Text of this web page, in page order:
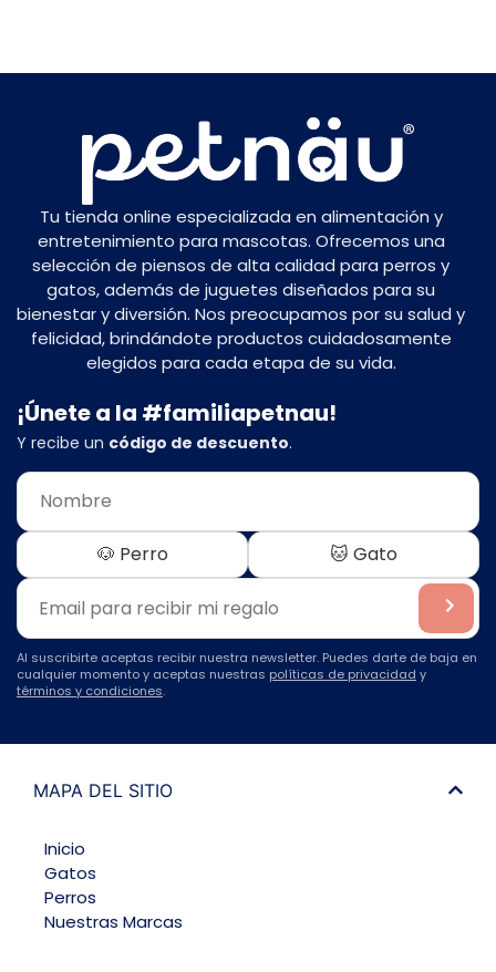
Tu tienda online especializada en alimentación y
entretenimiento para mascotas. Ofrecemos una
selección de piensos de alta calidad para perros y
gatos, además de juguetes diseñados para su
bienestar y diversión. Nos preocupamos por su salud y
felicidad, brindándote productos cuidadosamente
elegidos para cada etapa de su vida.
¡Únete a la #familiapetnau!
Y recibe un código de descuento.
🐶 Perro 🐱 Gato
Al suscribirte aceptas recibir nuestra newsletter. Puedes darte de baja en
cualquier momento y aceptas nuestras políticas de privacidad y
términos y condiciones.
MAPA DEL SITIO
Inicio
Gatos
Perros
Nuestras Marcas